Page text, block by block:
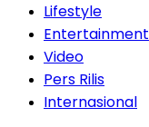
Lifestyle
Entertainment
Video
Pers Rilis
Internasional